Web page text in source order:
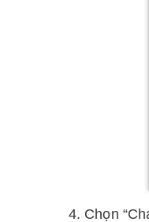
4. Chọn